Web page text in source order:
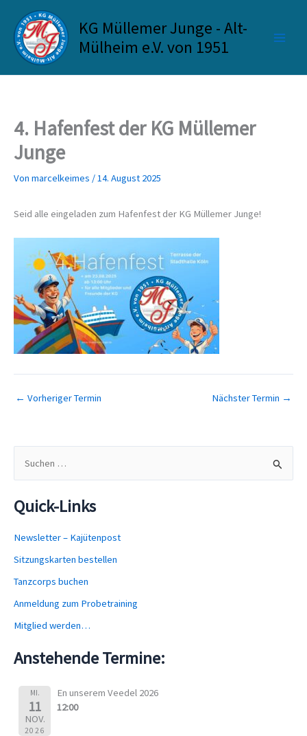
Inhalt
springen
KG Müllemer Junge - Alt-
Mülheim e.V. von 1951
4. Hafenfest der KG Müllemer
Junge
Von marcelkeimes / 14. August 2025
Seid alle eingeladen zum Hafenfest der KG Müllemer Junge!
← Vorheriger Termin Nächster Termin →
h
e
n
Quick-Links
Newsletter – Kajütenpost
Sitzungskarten bestellen
Tanzcorps buchen
Anmeldung zum Probetraining
Mitglied werden…
Anstehende Termine:
MI.
11
NOV.
2026
En unserem Veedel 2026
12:00